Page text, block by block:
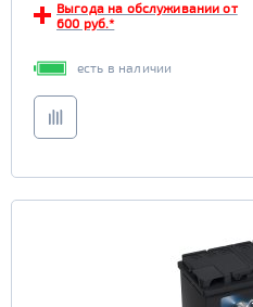
Выгода на обслуживании от
600 руб.*
есть в наличии